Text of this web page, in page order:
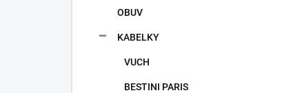
OBUV
KABELKY
VUCH
BESTINI PARIS